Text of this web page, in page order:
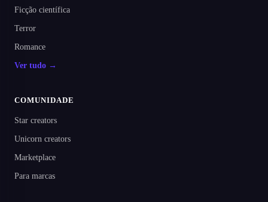
Ficção científica
Terror
Romance
Ver tudo →
COMUNIDADE
Star creators
Unicorn creators
Marketplace
Para marcas